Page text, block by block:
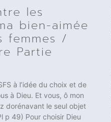
les
bien-aimée
femmes /
Partie
à l’idée du choix et de
à Dieu. Et vous, ô mon
dorénavant le seul objet
p 49) Pour choisir Dieu